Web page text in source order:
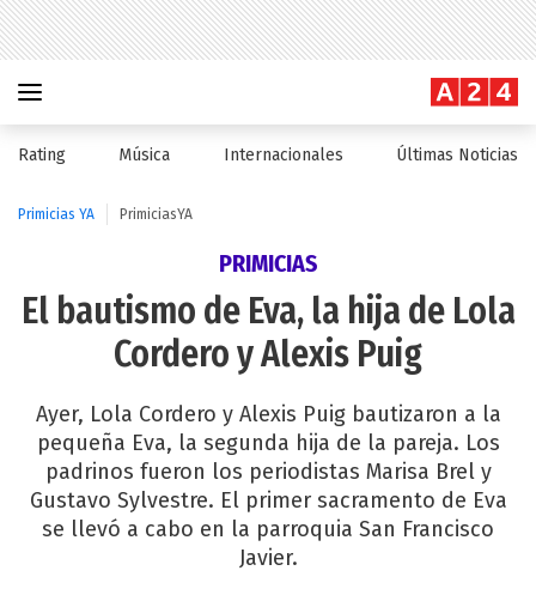
Rating Música Internacionales Últimas Noticias
Primicias YA PrimiciasYA
PRIMICIAS
El bautismo de Eva, la hija de Lola
Cordero y Alexis Puig
Ayer, Lola Cordero y Alexis Puig bautizaron a la
pequeña Eva, la segunda hija de la pareja. Los
padrinos fueron los periodistas Marisa Brel y
Gustavo Sylvestre. El primer sacramento de Eva
se llevó a cabo en la parroquia San Francisco
Javier.